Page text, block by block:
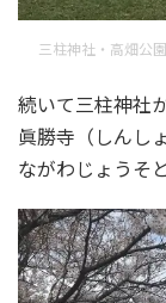
三柱神社・高畑公
続いて三柱神社
眞勝寺（しんし
ながわじょうそ